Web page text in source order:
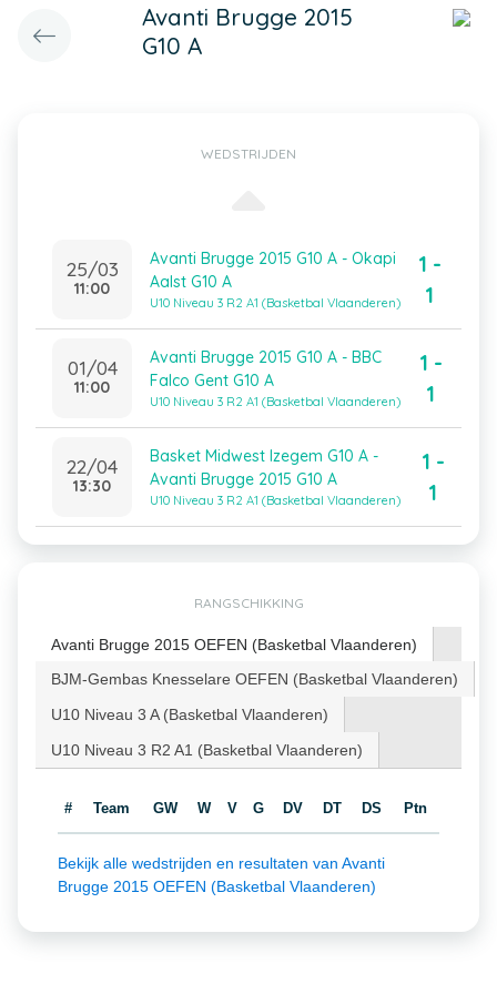
Avanti Brugge 2015
G10 A
WEDSTRIJDEN
25/03
11:00
Avanti Brugge 2015 G10 A - Okapi
Aalst G10 A
U10 Niveau 3 R2 A1 (Basketbal Vlaanderen)
1 -
1
01/04
11:00
Avanti Brugge 2015 G10 A - BBC
Falco Gent G10 A
U10 Niveau 3 R2 A1 (Basketbal Vlaanderen)
1 -
1
22/04
13:30
Basket Midwest Izegem G10 A -
Avanti Brugge 2015 G10 A
U10 Niveau 3 R2 A1 (Basketbal Vlaanderen)
1 -
1
RANGSCHIKKING
Avanti Brugge 2015 OEFEN (Basketbal Vlaanderen)
BJM-Gembas Knesselare OEFEN (Basketbal Vlaanderen)
U10 Niveau 3 A (Basketbal Vlaanderen)
U10 Niveau 3 R2 A1 (Basketbal Vlaanderen)
# Team GW W V G DV DT DS Ptn
Bekijk alle wedstrijden en resultaten van Avanti
Brugge 2015 OEFEN (Basketbal Vlaanderen)